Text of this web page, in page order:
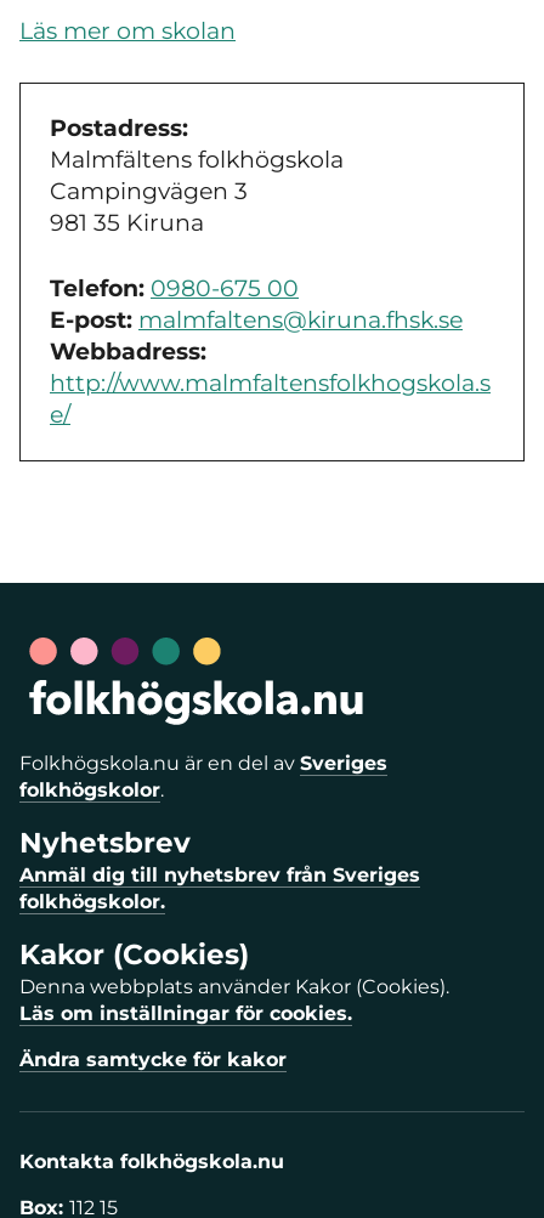
Läs mer om skolan
Postadress:
Malmfältens folkhögskola
Campingvägen 3
981 35 Kiruna
Telefon: 0980-675 00
E-post: malmfaltens@kiruna.fhsk.se
Webbadress:
http://www.malmfaltensfolkhogskola.s
e/
Folkhögskola.nu är en del av Sveriges
folkhögskolor.
Nyhetsbrev
Anmäl dig till nyhetsbrev från Sveriges
folkhögskolor.
Kakor (Cookies)
Denna webbplats använder Kakor (Cookies).
Läs om inställningar för cookies.
Ändra samtycke för kakor
Kontakta folkhögskola.nu
Box: 112 15